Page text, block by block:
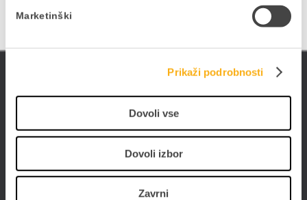
Marketinški
Prikaži podrobnosti
Dovoli vse
Dovoli izbor
Zavrni
ePoslovanje
poslujte elektronsko. Digitalizirajte poslovanje s
PANTHEON-om in storitvami ePoslovanja.